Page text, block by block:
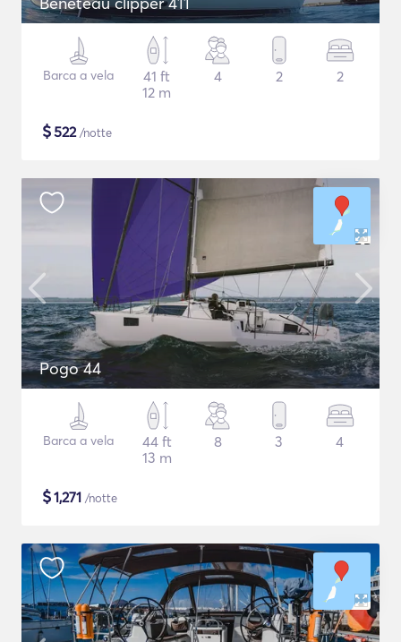
Barca a vela
41 ft
12 m
4 2 2
$522/notte
Pogo 44
Barca a vela
44 ft
13 m
8 3 4
$1,271 /notte